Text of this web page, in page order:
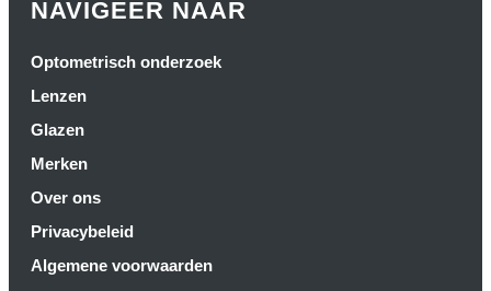
NAVIGEER NAAR
Optometrisch onderzoek
Lenzen
Glazen
Merken
Over ons
Privacybeleid
Algemene voorwaarden